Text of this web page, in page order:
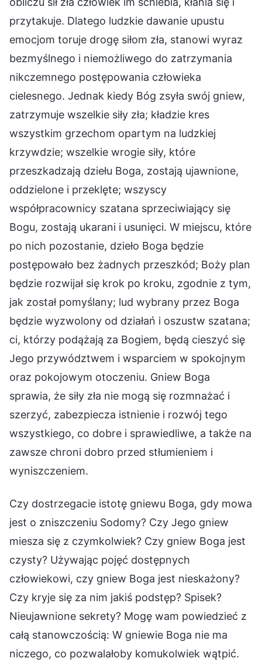
przytakuje. Dlatego ludzkie dawanie upustu
emocjom toruje drogę siłom zła, stanowi wyraz
bezmyślnego i niemożliwego do zatrzymania
nikczemnego postępowania człowieka
cielesnego. Jednak kiedy Bóg zsyła swój gniew,
zatrzymuje wszelkie siły zła; kładzie kres
wszystkim grzechom opartym na ludzkiej
krzywdzie; wszelkie wrogie siły, które
przeszkadzają dziełu Boga, zostają ujawnione,
oddzielone i przeklęte; wszyscy
współpracownicy szatana sprzeciwiający się
Bogu, zostają ukarani i usunięci. W miejscu, które
po nich pozostanie, dzieło Boga będzie
postępowało bez żadnych przeszkód; Boży plan
będzie rozwijał się krok po kroku, zgodnie z tym,
jak został pomyślany; lud wybrany przez Boga
będzie wyzwolony od działań i oszustw szatana;
ci, którzy podążają za Bogiem, będą cieszyć się
Jego przywództwem i wsparciem w spokojnym
oraz pokojowym otoczeniu. Gniew Boga
sprawia, że siły zła nie mogą się rozmnażać i
szerzyć, zabezpiecza istnienie i rozwój tego
wszystkiego, co dobre i sprawiedliwe, a także na
zawsze chroni dobro przed stłumieniem i
wyniszczeniem.
Czy dostrzegacie istotę gniewu Boga, gdy mowa
jest o zniszczeniu Sodomy? Czy Jego gniew
miesza się z czymkolwiek? Czy gniew Boga jest
czysty? Używając pojęć dostępnych
człowiekowi, czy gniew Boga jest nieskażony?
Czy kryje się za nim jakiś podstęp? Spisek?
Nieujawnione sekrety? Mogę wam powiedzieć z
całą stanowczością: W gniewie Boga nie ma
niczego, co pozwalałoby komukolwiek wątpić.